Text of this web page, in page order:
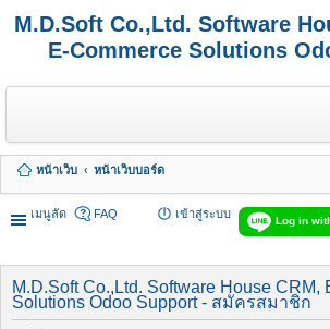
M.D.Soft Co.,Ltd. Software
E-Commerce Solutions
หน้าเว็บ
หน้าเว็บบอร์ด
เมนูลัด
Log in
FAQ เข้าสู่ระบบ
M.D.Soft Co.,Ltd. Software House CRM,
Solutions Odoo Support - สมัครสมาชิก